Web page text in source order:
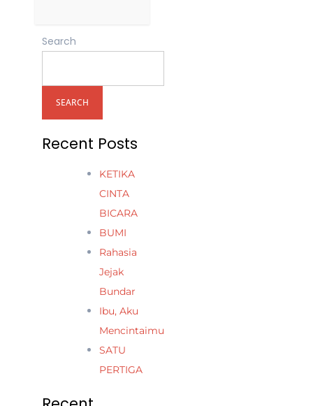
Search
SEARCH
Recent Posts
KETIKA
CINTA
BICARA
BUMI
Rahasia
Jejak
Bundar
Ibu, Aku
Mencintaimu
SATU
PERTIGA